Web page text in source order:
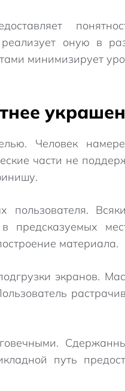
оную в
минимизирует
Человек
части не
пользователя.
предсказуемых
материала.
экранов.
путь